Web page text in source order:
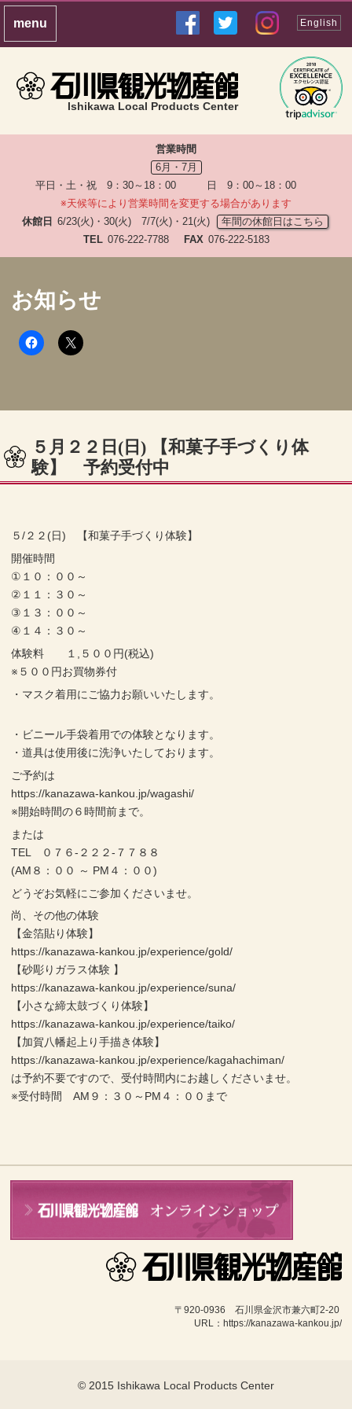
Ishikawa Local Products Center
English
営業時間
6月・7月
平日・土・祝 9：30～18：00 日 9：00～18：00
※天候等により営業時間を変更する場合があります
休館日 6/23(火)・30(火) 7/7(火)・21(火)
年間の休館日はこちら
TEL 076-222-7788 FAX 076-222-5183
お知らせ
５月２２日(日) 【和菓子手づくり体
験】 予約受付中
５/２２(日) 【和菓子手づくり体験】
開催時間
①１０：００～
②１１：３０～
③１３：００～
④１４：３０～
体験料 １,５００円(税込)
※５００円お買物券付
・マスク着用にご協力お願いいたします。
・ビニール手袋着用での体験となります。
・道具は使用後に洗浄いたしております。
ご予約は
https://kanazawa-kankou.jp/wagashi/
※開始時間の６時間前まで。
または
TEL ０７６-２２２-７７８８
(AM８：００ ～ PM４：００)
どうぞお気軽にご参加くださいませ。
尚、その他の体験
【金箔貼り体験】
https://kanazawa-kankou.jp/experience/gold/
【砂彫りガラス体験 】
https://kanazawa-kankou.jp/experience/suna/
【小さな締太鼓づくり体験】
https://kanazawa-kankou.jp/experience/taiko/
【加賀八幡起上り手描き体験】
https://kanazawa-kankou.jp/experience/kagahachiman/
は予約不要ですので、受付時間内にお越しくださいませ。
※受付時間 AM９：３０～PM４：００まで
〒920-0936　石川県金沢市兼六町2-20
URL：https://kanazawa-kankou.jp/
© 2015 Ishikawa Local Products Center